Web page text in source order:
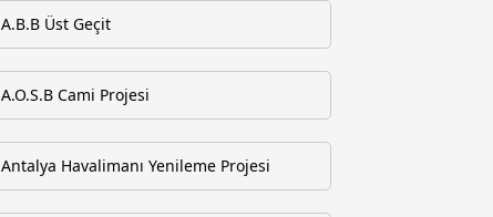
A.B.B Üst Geçit
A.O.S.B Cami Projesi
Antalya Havalimanı Yenileme Projesi